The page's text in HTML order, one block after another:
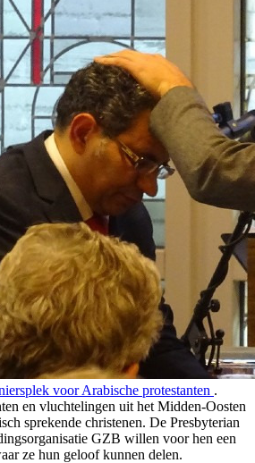
voor Arabische protestanten .
en vluchtelingen uit het Midden-Oosten
sprekende christenen. De Presbyterian
GZB willen voor hen een
ze hun geloof kunnen delen.